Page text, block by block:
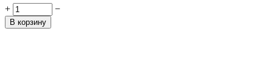
+ −
В корзину